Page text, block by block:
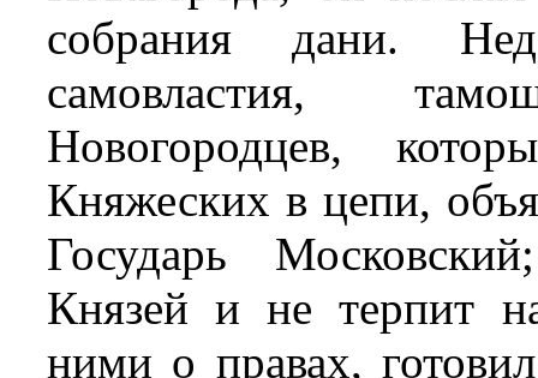
собрания дани.
самовластия,
Новогородцев,
Княжеских в цепи,
Государь
Князей и не терпит
ними о правах,